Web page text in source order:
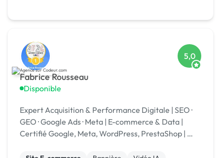
Fabrice Rousseau
Disponible
5,0
Expert Acquisition & Performance Digitale | SEO ·
GEO · Google Ads · Meta | E-commerce & Data |
Certifié Google, Meta, WordPress, PrestaShop | 🏆